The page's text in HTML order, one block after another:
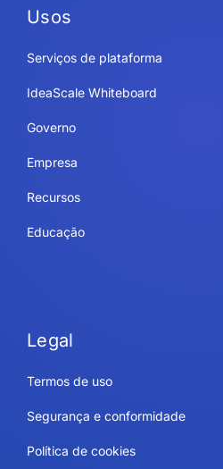
Usos
Serviços de plataforma
IdeaScale Whiteboard
Governo
Empresa
Recursos
Educação
Legal
Termos de uso
Segurança e conformidade
Política de cookies